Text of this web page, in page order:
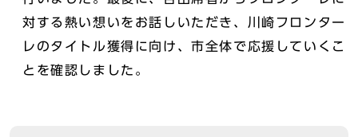
対する熱い想いをお話しいただき、川崎フロンター
レのタイトル獲得に向け、市全体で応援していくこ
とを確認しました。